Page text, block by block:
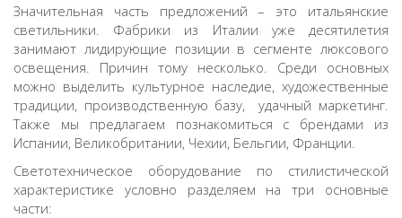
Значительная часть предложений – это итальянские
светильники . Фабрики из Италии уже десятилетия
занимают лидирующие позиции в сегменте люксового
освещения. Причин тому несколько. Среди основных
можно выделить культурное наследие, художественные
традиции, производственную базу, удачный маркетинг.
Также мы предлагаем познакомиться с брендами из
Испании, Великобритании, Чехии, Бельгии, Франции.
Светотехническое оборудование по стилистической
характеристике условно разделяем на три основные
части: